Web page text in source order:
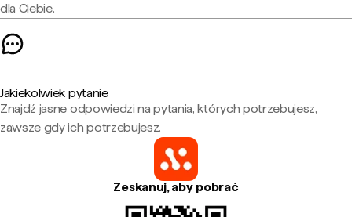
dla Ciebie.
Jakiekolwiek pytanie
Znajdź jasne odpowiedzi na pytania, których potrzebujesz,
zawsze gdy ich potrzebujesz.
Zeskanuj, aby pobrać